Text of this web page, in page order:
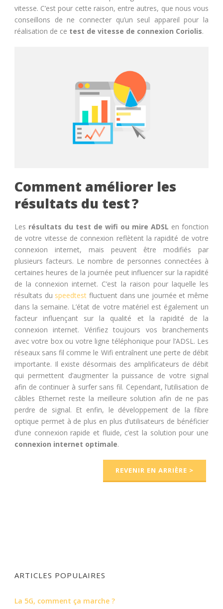
vitesse. C’est pour cette raison, entre autres, que nous vous
conseillons de ne connecter qu’un seul appareil pour la
réalisation de ce test de vitesse de connexion Coriolis.
Comment améliorer les
résultats du test ?
Les résultats du test de wifi ou mire ADSL en fonction
de votre vitesse de connexion reflètent la rapidité de votre
connexion internet, mais peuvent être modifiés par
plusieurs facteurs. Le nombre de personnes connectées à
certaines heures de la journée peut influencer sur la rapidité
de la connexion internet. C’est la raison pour laquelle les
résultats du speedtest fluctuent dans une journée et même
dans la semaine. L’état de votre matériel est également un
facteur influençant sur la qualité et la rapidité de la
connexion internet. Vérifiez toujours vos branchements
avec votre box ou votre ligne téléphonique pour l’ADSL. Les
réseaux sans fil comme le Wifi entraînent une perte de débit
importante. Il existe désormais des amplificateurs de débit
qui permettent d’augmenter la puissance de votre signal
afin de continuer à surfer sans fil. Cependant, l’utilisation de
câbles Ethernet reste la meilleure solution afin de ne pas
perdre de signal. Et enfin, le développement de la fibre
optique permet à de plus en plus d’utilisateurs de bénéficier
d’une connexion rapide et fluide, c’est la solution pour une
connexion internet optimale.
REVENIR EN ARRIÈRE >
ARTICLES POPULAIRES
La 5G, comment ça marche ?